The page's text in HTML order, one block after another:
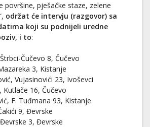
površine, pješačke staze, zelene
održat će intervju (razgovor) sa
koji su podnijeli uredne
i to:
Čučevo 8, Čučevo
3, Kistanje
Vujasinovići 23, Ivoševci
Kutlače 16, Čučevo
F. Tuđmana 93, Kistanje
9, Đevrske
3, Đevrske